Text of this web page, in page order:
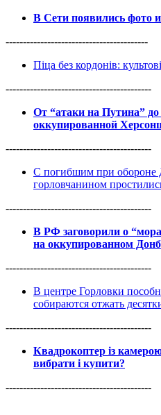
В Сети появились фото
-----------------------------------------
Піца без кордонів:
------------------------------------------
От “атаки на Путина”
оккупированной
------------------------------------------
С погибшим при обороне
горловчанином
------------------------------------------
В РФ заговорили о
на оккупированном
------------------------------------------
В центре Горловки
собираются отжать
------------------------------------------
Квадрокоптер із
вибрати і купити?
------------------------------------------